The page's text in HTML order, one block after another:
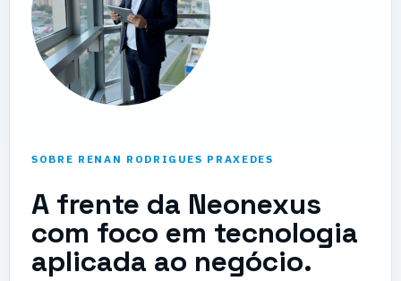
SOBRE RENAN RODRIGUES PRAXEDES
A frente da Neonexus
com foco em tecnologia
aplicada ao negócio.